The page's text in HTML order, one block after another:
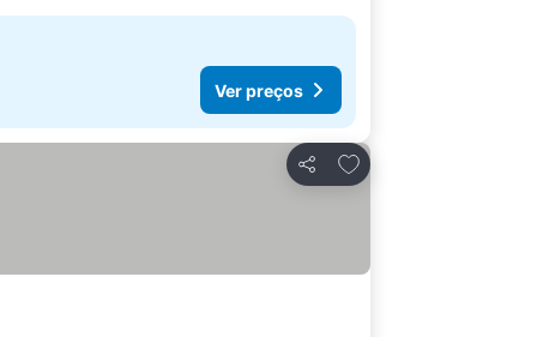
Ver preços
Partilhar
Adicionar aos favoritos